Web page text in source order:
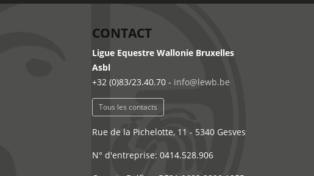
CONTACT
Ligue Equestre Wallonie Bruxelles
Asbl
+32 (0)83/23.40.70 - info@lewb.be
Tous les contacts
Rue de la Pichelotte, 11 - 5340 Gesves
N° d'entreprise: 0414.528.906